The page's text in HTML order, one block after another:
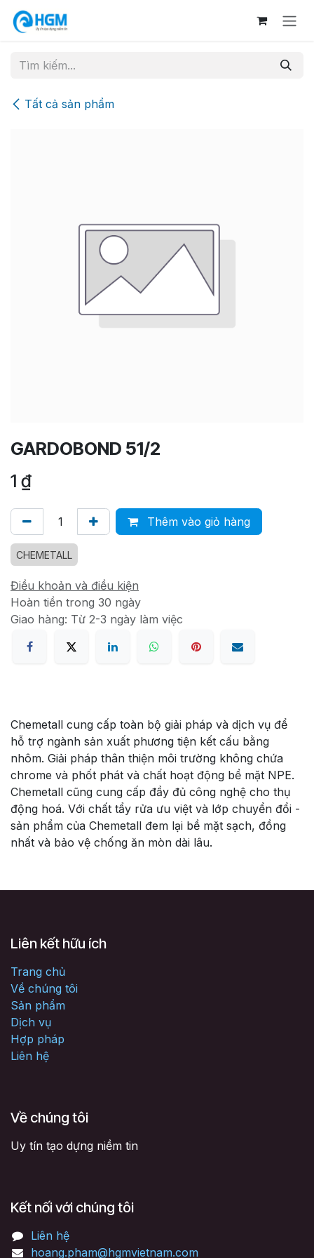
Bỏ qua để đến Nội dung
Tất cả sản phẩm
GARDOBOND 51/2
1 ₫
Thêm vào giỏ hàng
CHEMETALL
Điều khoản và điều kiện
Hoàn tiền trong 30 ngày
Giao hàng: Từ 2-3 ngày làm việc
Chemetall cung cấp toàn bộ giải pháp và dịch vụ để
hỗ trợ ngành sản xuất phương tiện kết cấu bằng
nhôm. Giải pháp thân thiện môi trường không chứa
chrome và phốt phát và chất hoạt động bề mặt NPE.
Chemetall cũng cung cấp đầy đủ công nghệ cho thụ
động hoá. Với chất tẩy rửa ưu việt và lớp chuyển đổi -
sản phẩm của Chemetall đem lại bề mặt sạch, đồng
nhất và bảo vệ chống ăn mòn dài lâu.
Liên kết hữu ích
Trang chủ
Về chúng tôi
Sản phẩm
Dịch vụ
Hợp pháp
Liên hệ
Về chúng tôi
Uy tín tạo dựng niềm tin
Kết nối với chúng tôi
Liên hệ
hoang.pham@hgmvietnam.com